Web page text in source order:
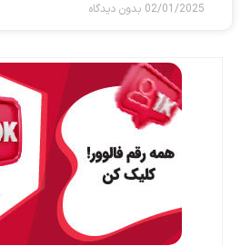
02/01/2025 بدون دیدگاه